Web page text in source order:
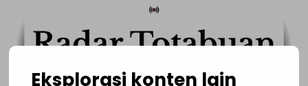
konten
Eksplorasi konten lain